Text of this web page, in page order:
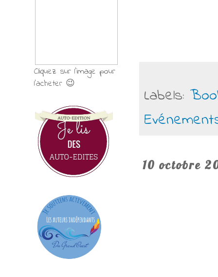
Labels:
10 octobre
Cliquez sur l'image pour
l'acheter 😉